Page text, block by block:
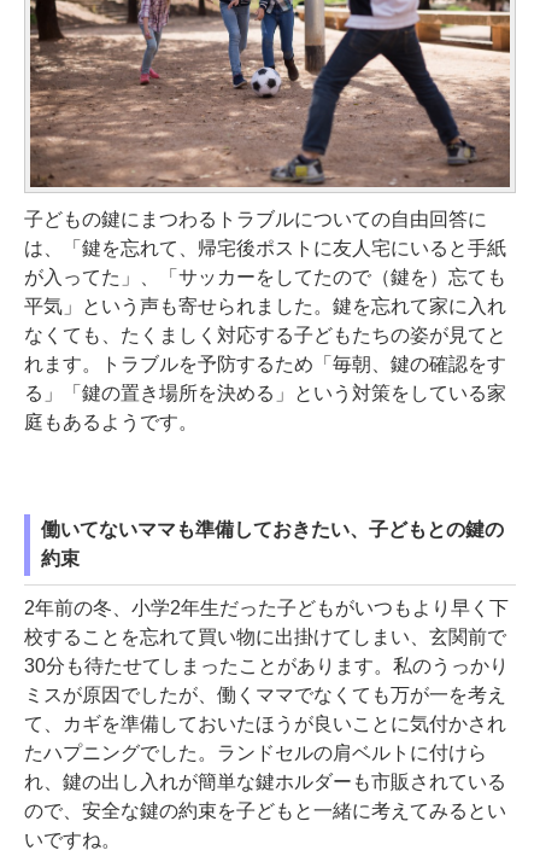
子どもの鍵にまつわるトラブルについての自由回答に
は、「鍵を忘れて、帰宅後ポストに友人宅にいると手紙
が入ってた」、「サッカーをしてたので（鍵を）忘ても
平気」という声も寄せられました。鍵を忘れて家に入れ
なくても、たくましく対応する子どもたちの姿が見てと
れます。トラブルを予防するため「毎朝、鍵の確認をす
る」「鍵の置き場所を決める」という対策をしている家
庭もあるようです。
働いてないママも準備しておきたい、子どもとの鍵の
約束
2年前の冬、小学2年生だった子どもがいつもより早く下
校することを忘れて買い物に出掛けてしまい、玄関前で
30分も待たせてしまったことがあります。私のうっかり
ミスが原因でしたが、働くママでなくても万が一を考え
て、カギを準備しておいたほうが良いことに気付かされ
たハプニングでした。ランドセルの肩ベルトに付けら
れ、鍵の出し入れが簡単な鍵ホルダーも市販されている
ので、安全な鍵の約束を子どもと一緒に考えてみるとい
いですね。